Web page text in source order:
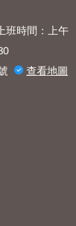
時間：上午
查看地圖